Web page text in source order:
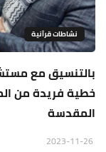
نشاطات قرآنية
بالتنسيق مع
خطية فريدة من
المقدسة